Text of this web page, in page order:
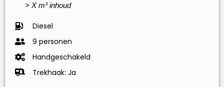
> X m³ inhoud
Diesel
9 personen
Handgeschakeld
Trekhaak: Ja